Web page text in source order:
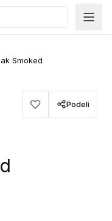
Smoked
Podeli